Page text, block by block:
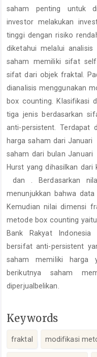
saham penting untuk
investor melakukan
tinggi dengan risiko
diketahui melalui
saham memiliki sifat
sifat dari objek fraktal.
dianalisis menggunakan
box counting. Klasifikasi
tiga jenis berdasarkan
anti-persistent. Terdapat
harga saham dari
saham dari bulan
Hurst yang dihasilkan
dan . Berdasarkan
menunjukkan bahwa
Kemudian nilai dimensi
metode box counting
Bank Rakyat
bersifat anti-persistent
saham memiliki harga
berikutnya saham
diperjualbelikan.
Keywords
fraktal modifikasi